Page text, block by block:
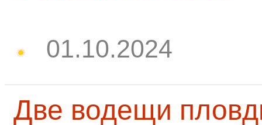
01.10.2024
Две водещи